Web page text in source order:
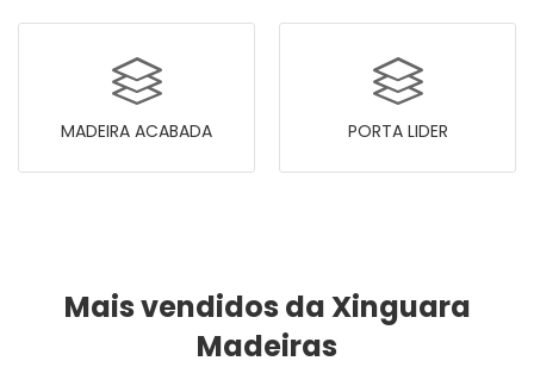
MADEIRA ACABADA PORTA LIDER
Mais vendidos da Xinguara
Madeiras